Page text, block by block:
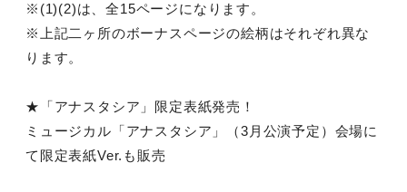
※(1)(2)は、全15ページになります。
※上記二ヶ所のボーナスページの絵柄はそれぞれ異な
ります。
★「アナスタシア」限定表紙発売！
ミュージカル「アナスタシア」（3月公演予定）会場に
て限定表紙Ver.も販売